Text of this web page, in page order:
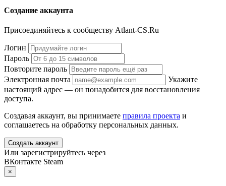
Создание аккаунта
Присоединяйтесь к сообществу Atlant-CS.Ru
Логин
Пароль
Повторите пароль
Электронная почта
Укажите
настоящий адрес — он понадобится для восстановления
доступа.
Создавая аккаунт, вы принимаете правила проекта и
соглашаетесь на обработку персональных данных.
Создать аккаунт
Или зарегистрируйтесь через
ВКонтакте Steam
×